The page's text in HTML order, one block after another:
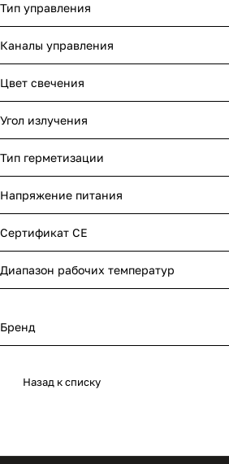
Тип управления
Каналы управления
Цвет свечения
Угол излучения
Тип герметизации
Напряжение питания
Сертификат CE
Диапазон рабочих температур
Бренд
Назад к списку